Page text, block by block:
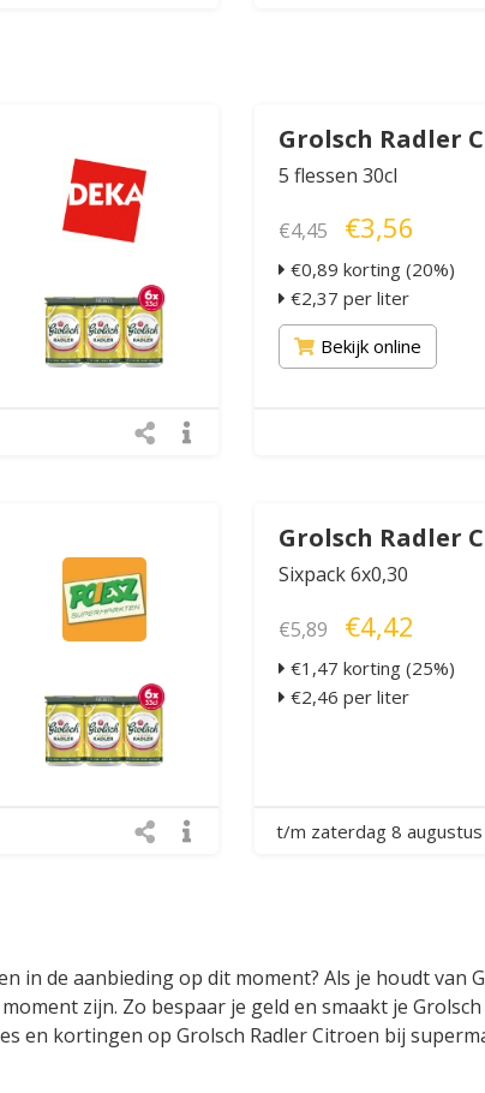
Grolsch Radler
5 flessen 30cl
€4,45 €3,56
€0,89 korting (20%)
€2,37 per liter
Bekijk online
Grolsch Radler
Sixpack 6x0,30
€5,89 €4,42
€1,47 korting (25%)
€2,46 per liter
t/m zaterdag 8 augustus
in de aanbieding op dit moment? Als je houdt van
zijn. Zo bespaar je geld en smaakt je
en kortingen op Grolsch Radler Citroen bij